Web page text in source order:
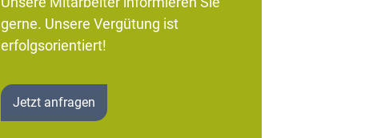
gerne. Unsere Vergütung ist
erfolgsorientiert!
Jetzt anfragen